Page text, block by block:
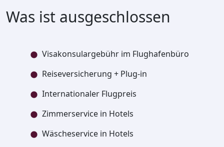
Was ist ausgeschlossen
Visakonsulargebühr im Flughafenbüro
Reiseversicherung + Plug-in
Internationaler Flugpreis
Zimmerservice in Hotels
Wäscheservice in Hotels